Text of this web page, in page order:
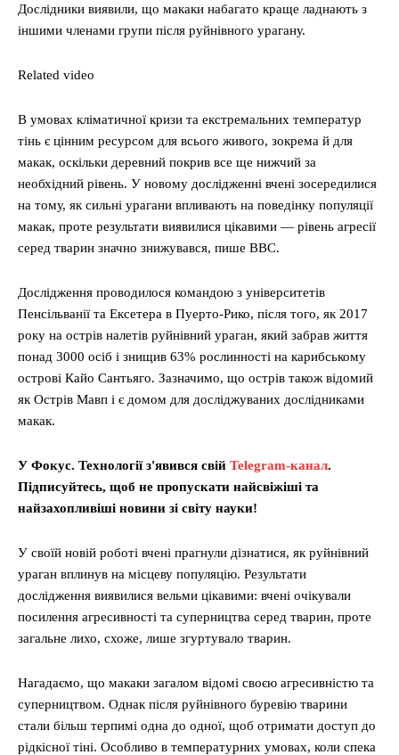
Дослідники виявили, що макаки набагато краще ладнають з
іншими членами групи після руйнівного урагану.
Related video
В умовах кліматичної кризи та екстремальних температур
тінь є цінним ресурсом для всього живого, зокрема й для
макак, оскільки деревний покрив все ще нижчий за
необхідний рівень. У новому дослідженні вчені зосередилися
на тому, як сильні урагани впливають на поведінку популяції
макак, проте результати виявилися цікавими — рівень агресії
серед тварин значно знижувався, пише BBC.
Дослідження проводилося командою з університетів
Пенсільванії та Ексетера в Пуерто-Рико, після того, як 2017
року на острів налетів руйнівний ураган, який забрав життя
понад 3000 осіб і знищив 63% рослинності на карибському
острові Кайо Сантьяго. Зазначимо, що острів також відомий
як Острів Мавп і є домом для досліджуваних дослідниками
макак.
У Фокус. Технології з'явився свій Telegram-канал.
Підписуйтесь, щоб не пропускати найсвіжіші та
найзахопливіші новини зі світу науки!
У своїй новій роботі вчені прагнули дізнатися, як руйнівний
ураган вплинув на місцеву популяцію. Результати
дослідження виявилися вельми цікавими: вчені очікували
посилення агресивності та суперництва серед тварин, проте
загальне лихо, схоже, лише згуртувало тварин.
Нагадаємо, що макаки загалом відомі своєю агресивністю та
суперництвом. Однак після руйнівного буревію тварини
стали більш терпимі одна до одної, щоб отримати доступ до
рідкісної тіні. Особливо в температурних умовах, коли спека